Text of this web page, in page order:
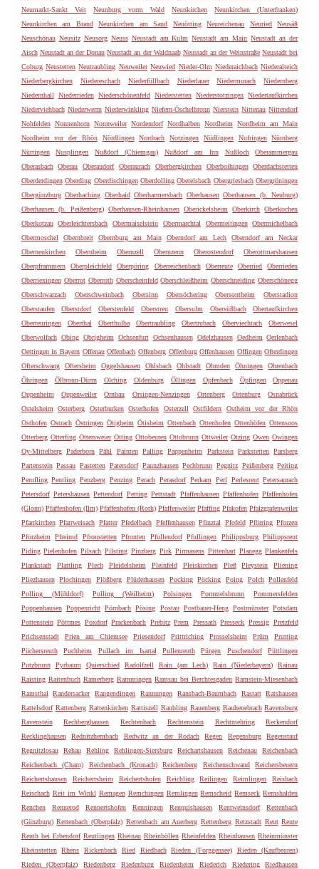
Neumarkt-Sankt Veit
Neunburg vorm Wald Neunkirchen
Neunkirchen (Unterfranken)
Neunkirchen am Brand
Neunkirchen am Sand Neuötting Neureichenau Neuried
Neusäß
Neuschönau Neusitz Neusorg Neuss Neustadt am Kulm Neustadt am Main Neustadt an der
Aisch Neustadt an der Donau Neustadt an der Waldnaab Neustadt an der Weinstraße Neustadt bei
Coburg Neustetten Neutraubling Neuweiler Neuwied Nieder-Olm Niederaichbach Niederalteich
Niederbergkirchen
Niedereschach Niederfüllbach Niederlauer Niedermurach
Niedernberg
Niedernhall
Niederrieden Niederschönenfeld Niederstetten Niederstotzingen Niedertaufkirchen
Niederviehbach Niederwerrn Niederwinkling Niefern-Öschelbronn Nierstein Nittenau Nittendorf
Nohfelden Nonnenhorn Nonnweiler Nordendorf Nordhalben Nordheim
Nordheim am Main
Nordheim vor der Rhön
Nördlingen Nordrach Notzingen Nüdlingen Nufringen
Nürnberg
Nürtingen
Nusplingen Nußdorf (Chiemgau) Nußdorf am Inn Nußloch
Oberammergau
Oberasbach
Oberau Oberaudorf Oberaurach Oberbergkirchen Oberboihingen
Oberdachstetten
Oberderdingen Oberding Oberdischingen Oberdolling Oberelsbach Obergriesbach Obergröningen
Obergünzburg Oberhaching Oberhaid Oberharmersbach Oberhausen Oberhausen (b. Neuburg)
Oberhausen (b. Peißenberg) Oberhausen-Rheinhausen Oberickelsheim Oberkirch Oberkochen
Oberkotzau
Oberleichtersbach Obermaiselstein Obermarchtal Obermeitingen
Obermichelbach
Obermoschel
Obernbreit Obernburg am Main Oberndorf am Lech
Oberndorf am Neckar
Oberneukirchen
Obernheim Obernzell Obernzenn Oberostendorf
Oberottmarshausen
Oberpframmern
Oberpleichfeld Oberpöring Oberreichenbach Oberreute Oberried
Oberrieden
Oberriexingen Oberrot Oberroth Oberscheinfeld Oberschleißheim Oberschneiding Oberschönegg
Oberschwarzach
Oberschweinbach Obersinn Obersöchering Obersontheim
Oberstadion
Oberstaufen
Oberstdorf Oberstenfeld Oberstreu Obersulm Obersüßbach
Obertaufkirchen
Oberteuringen
Oberthal Oberthulba Obertraubling Obertrubach Oberviechtach
Oberwesel
Oberwolfach Obing Obrigheim Ochsenfurt Ochsenhausen Odelzhausen Oedheim Oerlenbach
Oettingen in Bayern Offenau Offenbach Offenberg Offenburg Offenhausen Offingen Ofterdingen
Ofterschwang
Oftersheim Oggelshausen Ohlsbach Ohlstadt Ohmden Öhningen
Ohrenbach
Öhringen
Ölbronn-Dürrn Olching Oldenburg Öllingen Opfenbach Öpfingen
Oppenau
Oppenheim
Oppenweiler Ornbau Orsingen-Nenzingen Ortenberg Ortenburg
Osnabrück
Ostelsheim
Osterberg Osterburken Osterhofen Osterzell Ostfildern
Ostheim vor der Rhön
Osthofen Ostrach Östringen Ötigheim Ötisheim Ottenbach Ottenhofen Ottenhöfen Ottensoos
Otterberg Otterfing Ottersweier Otting Ottobeuren Ottobrunn Ottweiler Otzing Owen Owingen
Oy-Mittelberg Paderborn Pähl Painten Palling Pappenheim Parkstein Parkstetten Parsberg
Partenstein Passau Pastetten Patersdorf Paunzhausen Pechbrunn Pegnitz Peißenberg Peiting
Pemfling Pentling Penzberg Penzing Perach Perasdorf Perkam Perl Perlesreut Petersaurach
Petersdorf Petershausen Pettendorf Petting Pettstadt Pfaffenhausen Pfaffenhofen Pfaffenhofen
(Glonn) Pfaffenhofen (Ilm) Pfaffenhofen (Roth) Pfaffenweiler Pfaffing Pfakofen Pfalzgrafenweiler
Pfarrkirchen Pfarrweisach Pfatter Pfedelbach Pfeffenhausen Pfinztal Pfofeld Pförring Pforzen
Pforzheim
Pfreimd Pfronstetten Pfronten Pfullendorf Pfullingen Philippsburg Philippsreut
Piding Pielenhofen Pilsach Pilsting Pinzberg Pirk Pirmasens Pittenhart Planegg Plankenfels
Plankstadt
Plattling Plech Pleidelsheim Pleinfeld Pleiskirchen Pleß Pleystein
Pliening
Pliezhausen
Plochingen Plößberg Plüderhausen Pocking Pöcking Poing Polch
Pollenfeld
Polling (Mühldorf)
Polling (Weilheim) Polsingen Pommelsbrunn
Pommersfelden
Poppenhausen Poppenricht Pörnbach Pösing Postau Postbauer-Heng Postmünster Potsdam
Pottenstein Pöttmes Poxdorf Prackenbach Prebitz Prem Pressath Presseck Pressig Pretzfeld
Prichsenstadt
Prien am Chiemsee Priesendorf Prittriching Prosselsheim Prüm
Prutting
Püchersreuth
Puchheim Pullach im Isartal Pullenreuth Pürgen Puschendorf
Püttlingen
Putzbrunn
Pyrbaum Quierschied Radolfzell Rain (am Lech) Rain (Niederbayern)
Rainau
Raisting Raitenbuch Ramerberg Rammingen Ramsau bei Berchtesgaden Ramstein-Miesenbach
Ramsthal
Randersacker Rangendingen Rannungen Ransbach-Baumbach Rastatt
Ratshausen
Rattelsdorf Rattenberg Rattenkirchen Rattiszell Raubling Rauenberg Rauhenebrach Ravensburg
Ravenstein
Rechberghausen Rechtenbach Rechtenstein Rechtmehring
Reckendorf
Recklinghausen
Rednitzhembach Redwitz an der Rodach Regen Regensburg
Regenstauf
Regnitzlosau
Rehau Rehling Rehlingen-Siersburg Reichartshausen Reichenau
Reichenbach
Reichenbach (Cham)
Reichenbach (Kronach) Reichenberg Reichenschwand
Reichersbeuern
Reichertshausen
Reichertsheim Reichertshofen Reichling Reilingen Reimlingen
Reisbach
Reischach Reit im Winkl Remagen Remchingen Remlingen Remscheid Remseck Remshalden
Renchen
Rennerod Rennertshofen Renningen Renquishausen Rentweinsdorf
Rettenbach
(Günzburg) Rettenbach (Oberpfalz) Rettenbach am Auerberg Rettenberg Retzstadt Reut Reute
Reuth bei Erbendorf Reutlingen Rheinau Rheinböllen Rheinfelden Rheinhausen Rheinmünster
Rheinstetten
Rhens Rickenbach Ried Riedbach Rieden (Forggensee)
Rieden (Kaufbeuren)
Rieden (Oberpfalz)
Riedenberg Riedenburg Riedenheim Riederich Riedering
Riedhausen